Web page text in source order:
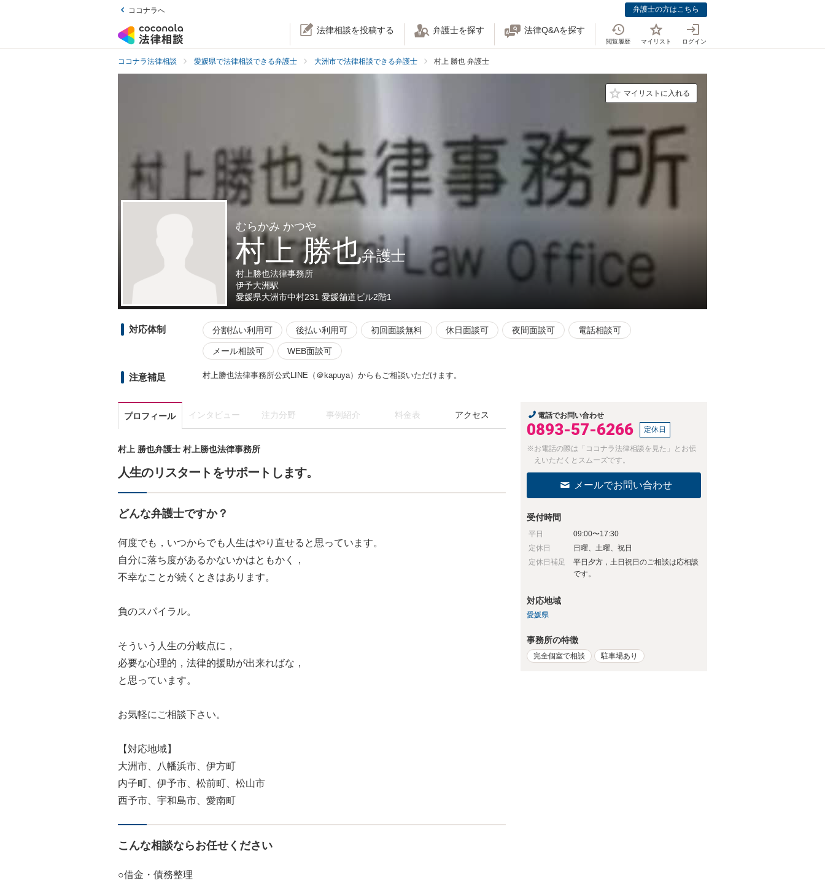
ココナラへ 弁護士の方はこちら
法律相談を投稿する 弁護士を探す 法律Q&Aを探す
閲覧履歴 マイリスト ログイン
ココナラ法律相談 愛媛県で法律相談できる弁護士 大洲市で法律相談できる弁護士 村上 勝也 弁護士
マイリストに入れる
むらかみ かつや
村上 勝也弁護士
村上勝也法律事務所
伊予大洲駅
愛媛県大洲市中村231 愛媛舗道ビル2階1
対応体制 分割払い利用可 後払い利用可 初回面談無料 休日面談可 夜間面談可 電話相談可
メール相談可 WEB面談可
注意補足 村上勝也法律事務所公式LINE（＠kapuya）からもご相談いただけます。
プロフィール インタビュー 注力分野 事例紹介 料金表 アクセス
村上 勝也弁護士 村上勝也法律事務所
人生のリスタートをサポートします。
どんな弁護士ですか？
何度でも，いつからでも人生はやり直せると思っています。
自分に落ち度があるかないかはともかく，
不幸なことが続くときはあります。
負のスパイラル。
そういう人生の分岐点に，
必要な心理的，法律的援助が出来ればな，
と思っています。
お気軽にご相談下さい。
【対応地域】
大洲市、八幡浜市、伊方町
内子町、伊予市、松前町、松山市
西予市、宇和島市、愛南町
こんな相談ならお任せください
○借金・債務整理
電話でお問い合わせ
0893-57-6266 定休日
※お電話の際は「ココナラ法律相談を見た」とお伝
えいただくとスムーズです。
メールでお問い合わせ
受付時間
平日
09:00〜17:30
定休日
日曜、土曜、祝日
定休日補足
平日夕方，土日祝日のご相談は応相談
です。
対応地域
愛媛県
事務所の特徴
完全個室で相談 駐車場あり